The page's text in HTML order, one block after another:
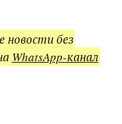
новости без
WhatsApp-канал